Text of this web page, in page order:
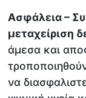
Ασφάλεια –
μεταχείριση
άμεσα και
να